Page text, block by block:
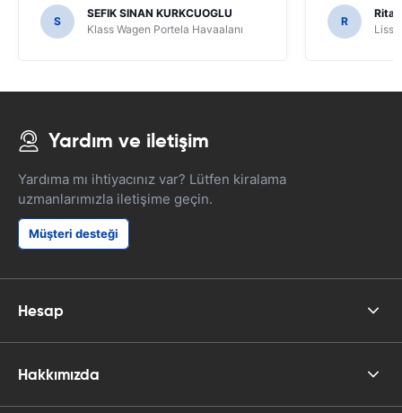
S
SEFIK SINAN KURKCUOGLU
Klass Wagen Portela Havaalanı
R
Rita
Yardım ve iletişim
Yardıma mı ihtiyacınız var? Lütfen kiralama
uzmanlarımızla iletişime geçin.
Müşteri desteği
Hesap
Hakkımızda